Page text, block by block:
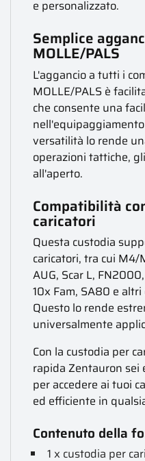
e personalizzato.
Semplice
MOLLE/PALS
L'aggancio a tutti i
MOLLE/PALS è
che consente una
versatilità lo rende
operazioni tattiche,
all'aperto.
Compatibilità
caricatori
Questa custodia
caricatori, tra cui M4/
AUG, Scar L,
10x Fam, SA80 e
Questo lo rende
universalmente
Con la custodia per
rapida Zentauron
per accedere ai tuoi
ed efficiente in
Contenuto della
1 x custodia per